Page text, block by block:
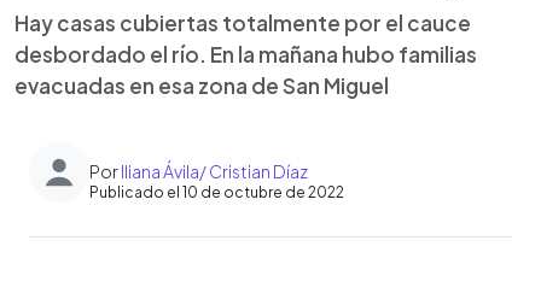
Hay casas cubiertas totalmente por el cauce
desbordado el río. En la mañana hubo familias
evacuadas en esa zona de San Miguel
PorIliana Ávila/ Cristian Díaz
Publicado el 10 de octubre de 2022